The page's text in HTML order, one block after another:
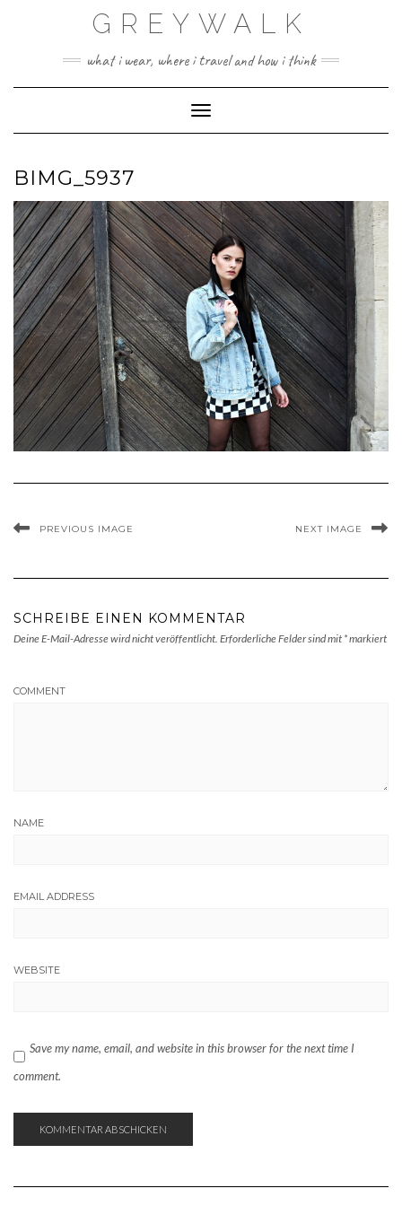
GREYWALK
what i wear, where i travel and how i think
Toggle Navigation
BIMG_5937
PREVIOUS IMAGE NEXT IMAGE
SCHREIBE EINEN KOMMENTAR
Deine E-Mail-Adresse wird nicht veröffentlicht. Erforderliche Felder sind mit *markiert
COMMENT
NAME
EMAIL ADDRESS
WEBSITE
Save my name, email, and website in this browser for the next time I
comment.